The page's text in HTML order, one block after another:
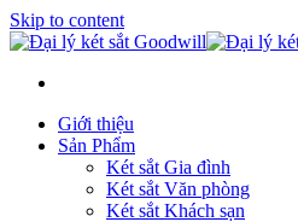
Skip to content
Giới thiệu
Sản Phẩm
Két sắt Gia đình
Két sắt Văn phòng
Két sắt Khách sạn